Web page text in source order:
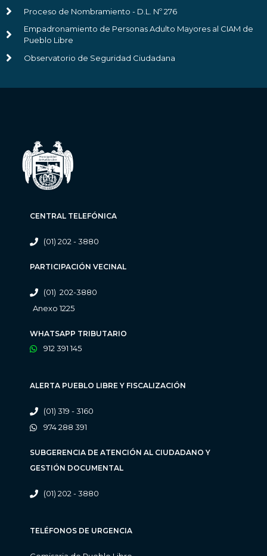
Proceso de Nombramiento - D.L. Nº 276
Empadronamiento de Personas Adulto Mayores al CIAM de
Pueblo Libre
Observatorio de Seguridad Ciudadana
CENTRAL TELEFÓNICA
(01) 202 - 3880
PARTICIPACIÓN VECINAL
(01) 202-3880
Anexo 1225
WHATSAPP TRIBUTARIO
912 391 145
ALERTA PUEBLO LIBRE Y FISCALIZACIÓN
(01) 319 - 3160
974 288 391
SUBGERENCIA DE ATENCIÓN AL CIUDADANO Y
GESTIÓN DOCUMENTAL
(01) 202 - 3880
TELÉFONOS DE URGENCIA